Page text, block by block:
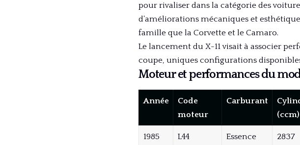
pour rivaliser dans la catégorie des
d’améliorations mécaniques et
famille que la Corvette et le Camaro.
Le lancement du X-11 visait à associer
coupe, uniques configurations
Moteur et performances du
Année
Code
moteur
Carburant
(ccm)
1985 L44 Essence 2837